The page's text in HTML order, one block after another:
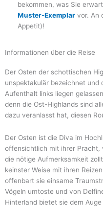
bekommen, was Sie
Muster-Exemplarvor. An
Appetit)!
Informationen über die Reise
Der Osten der schottischen
unspektakulär bezeichnet und
Aufenthalt links liegen
denn die Ost-Highlands sind
dazu veranlasst hat, diesen
Der Osten ist die Diva im
offensichtlich mit ihrer Pracht,
die nötige Aufmerksamkeit
keinster Weise mit ihren
offenbart sie einsame
Vögeln umtoste und von
Hinterland bietet sie dem